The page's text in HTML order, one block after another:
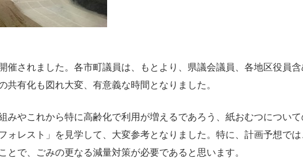
されました。各市町議員は、もとより、県議会議員、各地区役員
有化も図れ大変、有意義な時間となりました。
やこれから特に高齢化で利用が増えるであろう、紙おむつについ
ォレスト」を見学して、大変参考となりました。特に、計画予想で
で、ごみの更なる減量対策が必要であると思います。